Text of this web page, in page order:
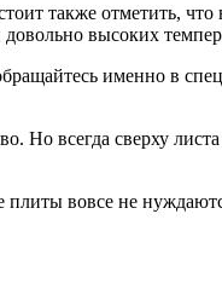
также отметить, что
высоких
именно в
Но всегда сверху
вовсе не